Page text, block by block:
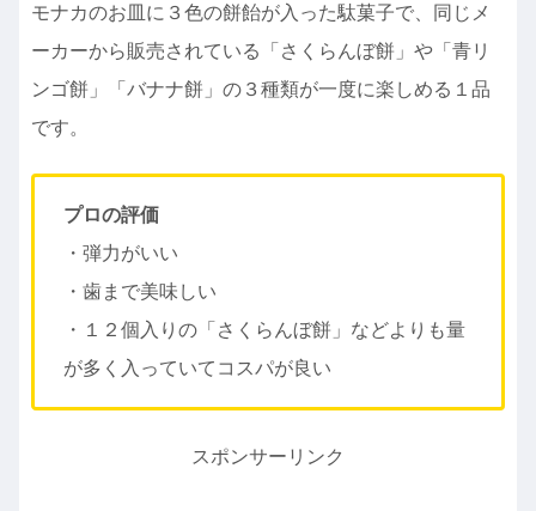
モナカのお皿に３色の餅飴が入った駄菓子で、同じメ
ーカーから販売されている「さくらんぼ餅」や「青リ
ンゴ餅」「バナナ餅」の３種類が一度に楽しめる１品
です。
プロの評価
・弾力がいい
・歯まで美味しい
・１２個入りの「さくらんぼ餅」などよりも量
が多く入っていてコスパが良い
スポンサーリンク